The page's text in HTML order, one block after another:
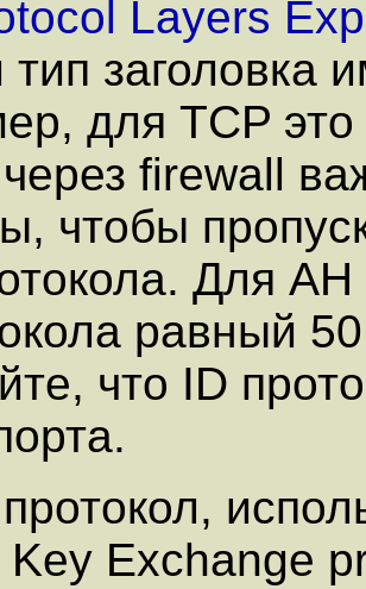
Layers
заголовка
для TCP
firewall
чтобы
Для
равный
что ID
Exchange